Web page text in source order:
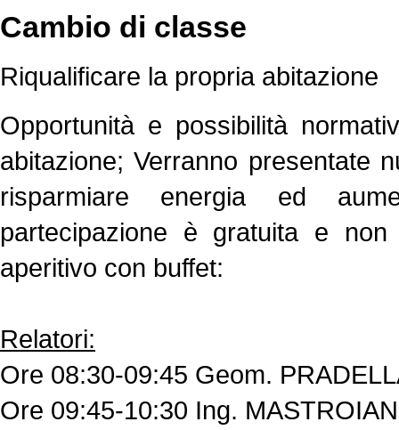
Cambio di classe
Riqualificare la propria abitazione
Opportunità e possibilità
abitazione; Verranno presentate
risparmiare energia ed
partecipazione è gratuita e
aperitivo con buffet:
Relatori:
Ore 08:30-09:45 Geom.
Ore 09:45-10:30 Ing.